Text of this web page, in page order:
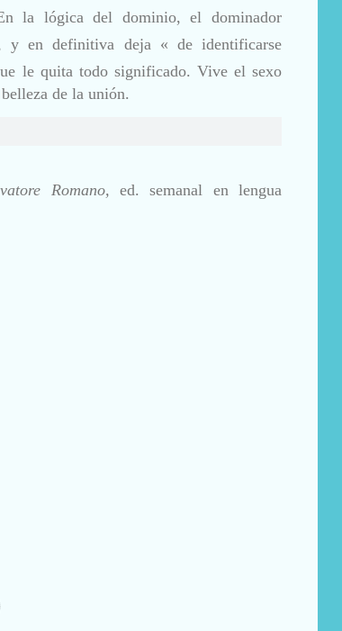
la lógica del dominio, el dominador
y en definitiva deja « de identificarse
le quita todo significado. Vive el sexo
de la unión.
Romano, ed. semanal en lengua